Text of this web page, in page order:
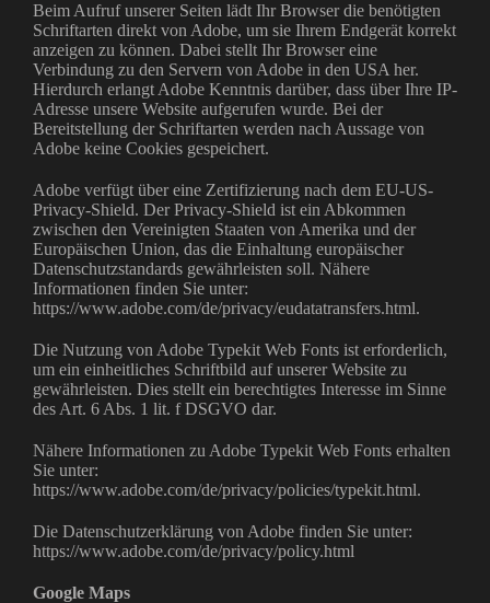
Beim Aufruf unserer Seiten lädt Ihr Browser die benötigten
Schriftarten direkt von Adobe, um sie Ihrem Endgerät korrekt
anzeigen zu können. Dabei stellt Ihr Browser eine
Verbindung zu den Servern von Adobe in den USA her.
Hierdurch erlangt Adobe Kenntnis darüber, dass über Ihre IP-
Adresse unsere Website aufgerufen wurde. Bei der
Bereitstellung der Schriftarten werden nach Aussage von
Adobe keine Cookies gespeichert.
Adobe verfügt über eine Zertifizierung nach dem EU-US-
Privacy-Shield. Der Privacy-Shield ist ein Abkommen
zwischen den Vereinigten Staaten von Amerika und der
Europäischen Union, das die Einhaltung europäischer
Datenschutzstandards gewährleisten soll. Nähere
Informationen finden Sie unter:
https://www.adobe.com/de/privacy/eudatatransfers.html.
Die Nutzung von Adobe Typekit Web Fonts ist erforderlich,
um ein einheitliches Schriftbild auf unserer Website zu
gewährleisten. Dies stellt ein berechtigtes Interesse im Sinne
des Art. 6 Abs. 1 lit. f DSGVO dar.
Nähere Informationen zu Adobe Typekit Web Fonts erhalten
Sie unter:
https://www.adobe.com/de/privacy/policies/typekit.html.
Die Datenschutzerklärung von Adobe finden Sie unter:
https://www.adobe.com/de/privacy/policy.html
Google Maps